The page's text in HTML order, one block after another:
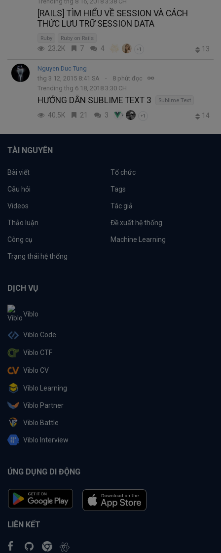
[RAILS] TÌM HIỂU VỀ SESSION VÀ CÁCH
THỨC LƯU TRỮ SESSION DATA
Ruby Ruby on Rails
23.2K 7 4 +1 13
Nguyen Duc Tung
thg 3 12, 2015 8:41 SA
8 phút đọc
Trending thg 6 18, 2018 3:30 CH
HƯỚNG DẪN SUBLIME TEXT 3 Sublime Text
40.5K 21 3 +1 14
TÀI NGUYÊN
Bài viết Tổ chức
Câu hỏi Tags
Videos Tác giả
Thảo luận Đề xuất hệ thống
Công cụ Machine Learning
Trạng thái hệ thống
DỊCH VỤ
Viblo
Viblo Code
Viblo CTF
Viblo CV
Viblo Learning
Viblo Partner
Viblo Battle
Viblo Interview
ỨNG DỤNG DI ĐỘNG
LIÊN KẾT